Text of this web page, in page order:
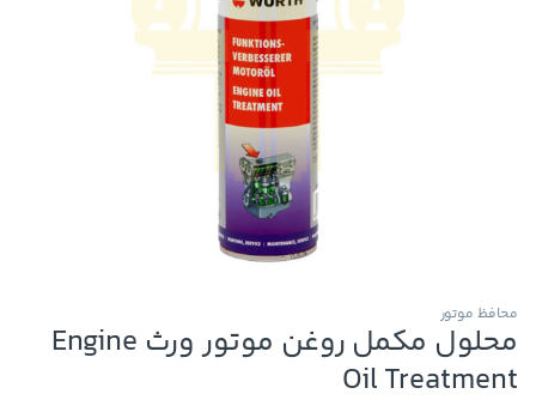
محافظ موتور
محلول مکمل روغن موتور ورث Engine
Oil Treatment